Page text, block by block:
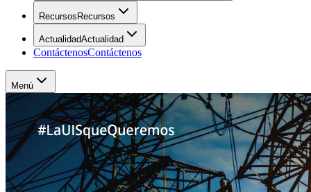
Recursos Recursos
ActualidadActualidad
ContáctenosContáctenos
Menú